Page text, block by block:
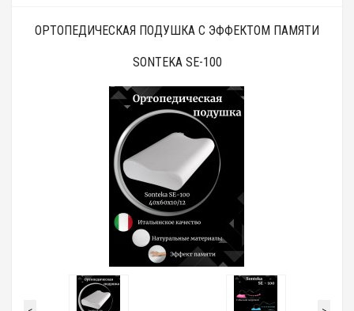
ОРТОПЕДИЧЕСКАЯ ПОДУШКА С ЭФФЕКТОМ ПАМЯТИ
SONTEKA SE-100